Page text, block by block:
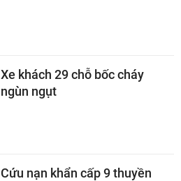
Xe khách 29 chỗ bốc cháy
ngùn ngụt
Cứu nạn khẩn cấp 9 thuyền